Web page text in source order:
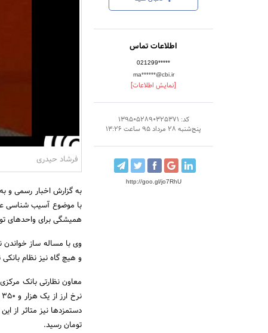
عمومی‌ها
اطلاعات تماس
021299*****
ma******@cbi.ir
[نمایش اطلاعات]
کد: 1395052890325371
پنج‌شنبه 28 مرداد 95 ساعت 13:26
http://goo.gl/jo7RhU
فرشاد حیدری
به گزارش اخبار رسمی و
با موضوع آسیب شناسی
همیشگی برای واحدهای
وی با مساله ساز خواندن
و هیچ گاه نیز نظام
تومان رسید.